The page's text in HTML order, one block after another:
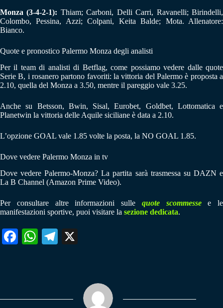
Monza (3-4-2-1): Thiam; Carboni, Delli Carri, Ravanelli; Birindelli,
Colombo, Pessina, Azzi; Colpani, Keita Balde; Mota. Allenatore:
Bianco.
Quote e pronostico Palermo Monza degli analisti
Per il team di analisti di Betflag, come possiamo vedere dalle quote
Serie B, i rosanero partono favoriti: la vittoria del Palermo è proposta a
2.10, quella del Monza a 3.50, mentre il pareggio vale 3.25.
Anche su Betsson, Bwin, Sisal, Eurobet, Goldbet, Lottomatica e
Planetwin la vittoria delle Aquile siciliane è data a 2.10.
L’opzione GOAL vale 1.85 volte la posta, la NO GOAL 1.85.
Dove vedere Palermo Monza in tv
Dove vedere Palermo-Monza? La partita sarà trasmessa su DAZN e
La B Channel (Amazon Prime Video).
Per consultare altre informazioni sulle quote scommessee le
manifestazioni sportive, puoi visitare la sezione dedicata.
Fa W
pp
Te
m